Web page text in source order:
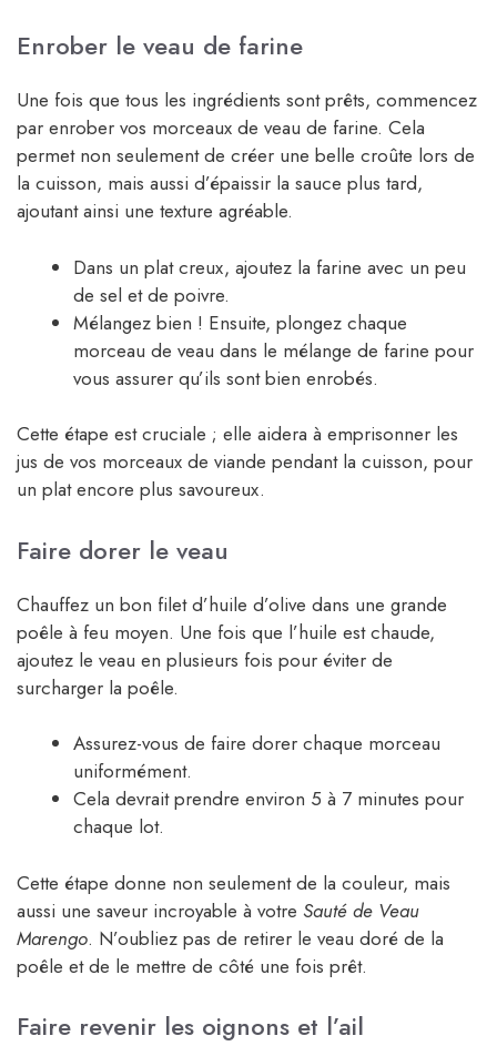
Enrober le veau de farine
Une fois que tous les ingrédients sont prêts, commencez
par enrober vos morceaux de veau de farine. Cela
permet non seulement de créer une belle croûte lors de
la cuisson, mais aussi d’épaissir la sauce plus tard,
ajoutant ainsi une texture agréable.
Dans un plat creux, ajoutez la farine avec un peu
de sel et de poivre.
Mélangez bien ! Ensuite, plongez chaque
morceau de veau dans le mélange de farine pour
vous assurer qu’ils sont bien enrobés.
Cette étape est cruciale ; elle aidera à emprisonner les
jus de vos morceaux de viande pendant la cuisson, pour
un plat encore plus savoureux.
Faire dorer le veau
Chauffez un bon filet d’huile d’olive dans une grande
poêle à feu moyen. Une fois que l’huile est chaude,
ajoutez le veau en plusieurs fois pour éviter de
surcharger la poêle.
Assurez-vous de faire dorer chaque morceau
uniformément.
Cela devrait prendre environ 5 à 7 minutes pour
chaque lot.
Cette étape donne non seulement de la couleur, mais
aussi une saveur incroyable à votre Sauté de Veau
Marengo. N’oubliez pas de retirer le veau doré de la
poêle et de le mettre de côté une fois prêt.
Faire revenir les oignons et l’ail